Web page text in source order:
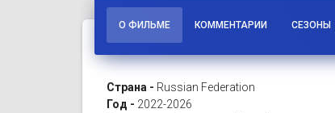
О ФИЛЬМЕ КОММЕНТАРИИ СЕЗОНЫ
Страна - Russian Federation
Год - 2022-2026